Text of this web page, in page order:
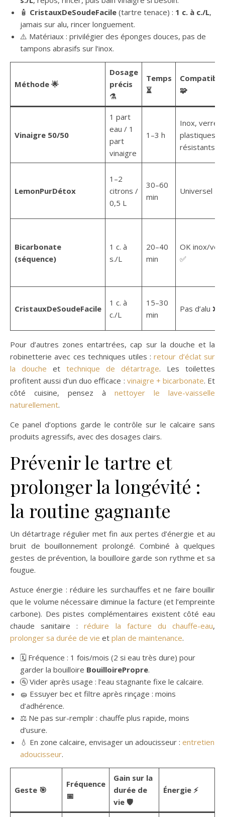
🧴 CristauxDeSoudeFacile (tartre tenace) : 1 c. à c./L,
jamais sur alu, rincer longuement.
⚠️ Matériaux : privilégier des éponges douces, pas de
tampons abrasifs sur l’inox.
Méthode 🌟
Dosage
précis
⚗️
Temps
⏳
🧩
Vinaigre 50/50
1 part
eau / 1
part
vinaigre
1–3 h
Inox, verre,
plastiques
résistants ✅
LemonPurDétox
1–2
citrons /
0,5 L
30–60
min
Universel 🍋
Bicarbonate
(séquence)
1 c. à
s./L
20–40
min
OK inox/
✅
CristauxDeSoudeFacile
1 c. à
c./L
15–30
min
Pas d’alu ❌
Pour d’autres zones entartrées, cap sur la douche et la
robinetterie avec ces techniques utiles :retour d’éclat sur
la douche et technique de détartrage. Les toilettes
profitent aussi d’un duo efficace : vinaigre + bicarbonate. Et
côté cuisine, pensez à nettoyer le lave-vaisselle
naturellement.
Ce panel d’options garde le contrôle sur le calcaire sans
produits agressifs, avec des dosages clairs.
Prévenir le tartre et
prolonger la longévité :
la routine gagnante
Un détartrage régulier met fin aux pertes d’énergie et au
bruit de bouillonnement prolongé. Combiné à quelques
gestes de prévention, la bouilloire garde son rythme et sa
fougue.
Astuce énergie : réduire les surchauffes et ne faire bouillir
que le volume nécessaire diminue la facture (et l’empreinte
carbone). Des pistes complémentaires existent côté eau
chaude sanitaire :réduire la facture du chauffe-eau,
prolonger sa durée de vie et plan de maintenance.
🗓️ Fréquence : 1 fois/mois (2 si eau très dure) pour
garder la bouilloire BouilloirePropre.
🚰 Vider après usage : l’eau stagnante fixe le calcaire.
🧽 Essuyer bec et filtre après rinçage : moins
d’adhérence.
⚖️ Ne pas sur-remplir : chauffe plus rapide, moins
d’usure.
💧 En zone calcaire, envisager un adoucisseur : entretien
adoucisseur.
Geste 🎯
Fréquence
📅
Gain sur la
durée de
vie 🛡️
Énergie ⚡